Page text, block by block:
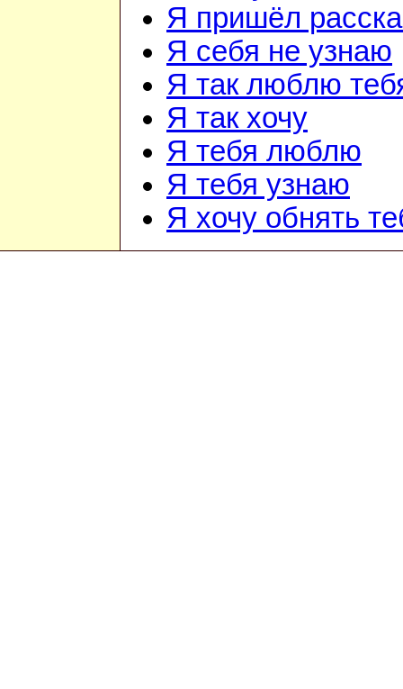
Я пришёл
Я себя не узнаю
Я так люблю
Я так хочу
Я тебя люблю
Я тебя узнаю
Я хочу обнять